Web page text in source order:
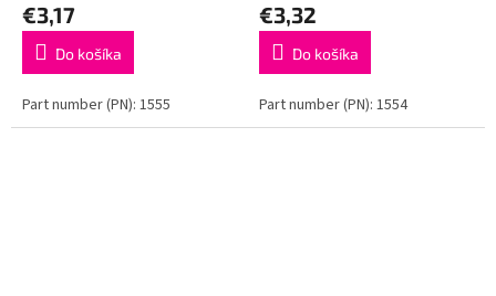
€3,17
Do košíka
Part number (PN): 1555
€3,32
Do košíka
Part number (PN): 1554